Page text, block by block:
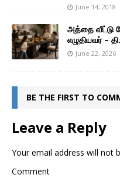
June 14, 2018
அத்தை வீட்டு
எழுதியவர் –
June 22, 2026
BE THE FIRST TO
Leave a Reply
Your email address will not
Comment